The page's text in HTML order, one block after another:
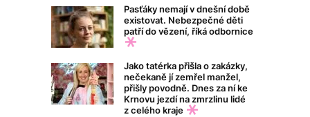
Pasťáky nemají v dnešní době
existovat. Nebezpečné děti
patří do vězení, říká odbornice
Jako tatérka přišla o zakázky,
nečekaně jí zemřel manžel,
přišly povodně. Dnes za ní ke
Krnovu jezdí na zmrzlinu lidé
z celého kraje